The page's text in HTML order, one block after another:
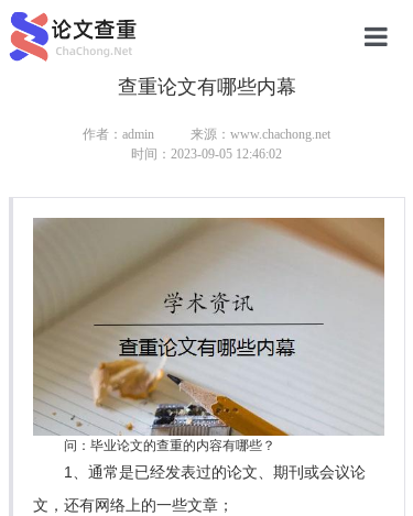
研究生论
查重论文有哪些内幕
作者：admin
来源：www.chachong.net
时间：2023-09-05 12:46:02
问：毕业论文的查重的内容有哪些？
1、通常是已经发表过的论文、期刊或会议论
文，还有网络上的一些文章；